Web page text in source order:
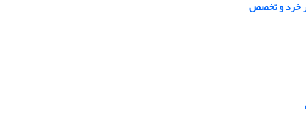
بر خرد و تخصص